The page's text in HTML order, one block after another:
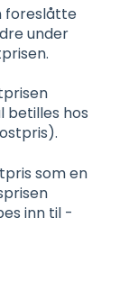
foreslåtte
under
betilles hos
som en
inn til -